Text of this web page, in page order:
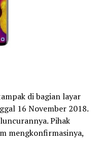
di bagian layar
16 November 2018.
Pihak
mengkonfirmasinya,